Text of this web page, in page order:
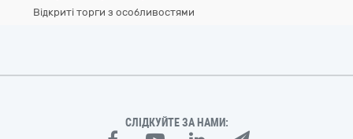
Відкриті торги з особливостями
СЛІДКУЙТЕ ЗА НАМИ: